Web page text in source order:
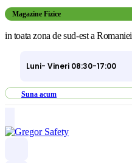
Magazine Fizice
in toata zona de sud-est a Romaniei
Luni- Vineri 08:30-17:00
Suna acum